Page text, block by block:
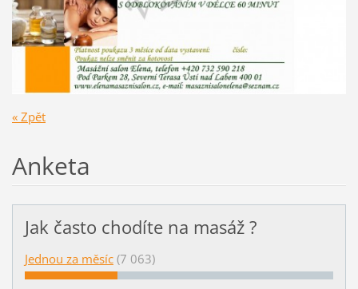
« Zpět
Anketa
Jak často chodíte na masáž ?
Jednou za měsíc (7 063)